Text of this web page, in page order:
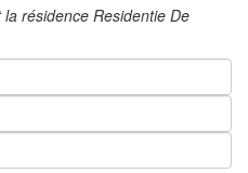
résidence Residentie De